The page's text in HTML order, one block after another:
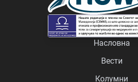
Насловна
Вести
Колумни